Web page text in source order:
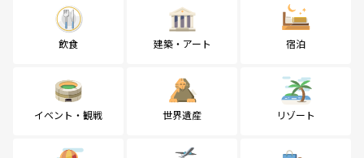
飲食 建築・アート 宿泊
イベント・観戦 世界遺産 リゾート